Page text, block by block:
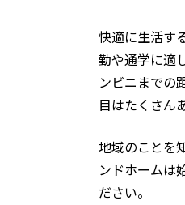
快適に生活す
勤や通学に適
ンビニまでの
目はたくさん
地域のことを
ンドホームは
ださい。